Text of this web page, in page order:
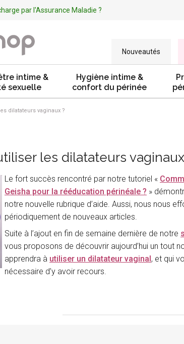
par l'Assurance Maladie ?
Nouveautés
intime &
sexuelle
Hygiène intime &
confort du périnée
dilatateurs vaginaux ?
les dilatateurs
Le fort succès rencontré par notre tutoriel «
Geisha pour la rééducation périnéale ? »
notre nouvelle rubrique d’aide. Aussi, nous nous
périodiquement de nouveaux articles.
Suite à l’ajout en fin de semaine dernière de notre
vous proposons de découvrir aujourd’hui un tout
apprendra à utiliser un dilatateur vaginal, et qui
nécessaire d’y avoir recours.